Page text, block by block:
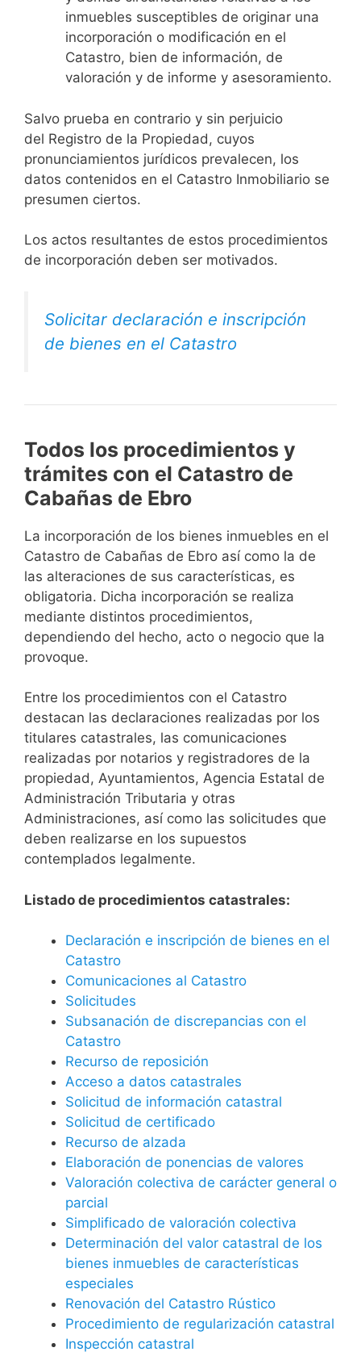
inmuebles susceptibles de originar una
incorporación o modificación en el
Catastro, bien de información, de
valoración y de informe y asesoramiento.
Salvo prueba en contrario y sin perjuicio
del Registro de la Propiedad, cuyos
pronunciamientos jurídicos prevalecen, los
datos contenidos en el Catastro Inmobiliario se
presumen ciertos.
Los actos resultantes de estos procedimientos
de incorporación deben ser motivados.
Solicitar declaración e inscripción
de bienes en el Catastro
Todos los procedimientos y
trámites con el Catastro de
Cabañas de Ebro
La incorporación de los bienes inmuebles en el
Catastro de Cabañas de Ebro así como la de
las alteraciones de sus características, es
obligatoria. Dicha incorporación se realiza
mediante distintos procedimientos,
dependiendo del hecho, acto o negocio que la
provoque.
Entre los procedimientos con el Catastro
destacan las declaraciones realizadas por los
titulares catastrales, las comunicaciones
realizadas por notarios y registradores de la
propiedad, Ayuntamientos, Agencia Estatal de
Administración Tributaria y otras
Administraciones, así como las solicitudes que
deben realizarse en los supuestos
contemplados legalmente.
Listado de procedimientos catastrales:
Declaración e inscripción de bienes en el
Catastro
Comunicaciones al Catastro
Solicitudes
Subsanación de discrepancias con el
Catastro
Recurso de reposición
Acceso a datos catastrales
Solicitud de información catastral
Solicitud de certificado
Recurso de alzada
Elaboración de ponencias de valores
Valoración colectiva de carácter general o
parcial
Simplificado de valoración colectiva
Determinación del valor catastral de los
bienes inmuebles de características
especiales
Renovación del Catastro Rústico
Procedimiento de regularización catastral
Inspección catastral